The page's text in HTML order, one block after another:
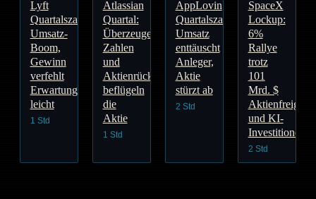
Lyft
Quartalszahlen:
Umsatz-
Boom,
Gewinn
verfehlt
Erwartungen
leicht
1 Std
Atlassian
Quartal:
Überzeugende
Zahlen
und
Aktienrückkauf
beflügeln
die
Aktie
1 Std
AppLovin
Quartalszahlen:
Umsatz
enttäuscht
Anleger,
Aktie
stürzt ab
2 Std
SpaceX
Lockup:
6%
Rallye
trotz
101
Mrd. $
Aktienfreigabe
und KI-
Investitionen
2 Std